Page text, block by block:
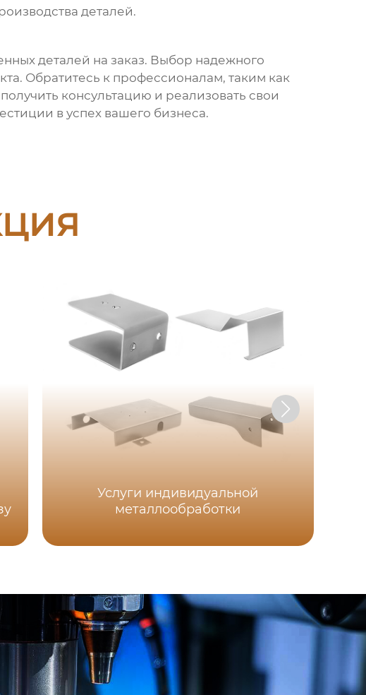
деталей.
деталей на заказ. Выбор надежного
Обратитесь к профессионалам, таким как
консультацию и реализовать свои
в успех вашего бизнеса.
Услуги индивидуальной
металлообработки